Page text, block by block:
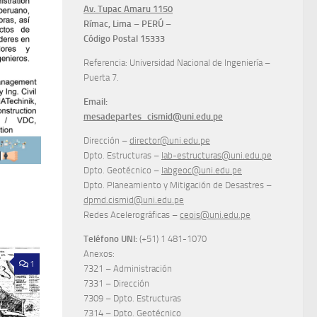
1
Av. Tupac Amaru 1150
Rímac, Lima – PERÚ –
Código Postal 15333
Referencia: Universidad Nacional de Ingeniería –
Puerta 7.
Email:
mesadepartes_cismid@uni.edu.pe
Dirección – director@uni.edu.pe
Dpto. Estructuras – lab-estructuras@uni.edu.pe
Dpto. Geotécnico – labgeoc@uni.edu.pe
Dpto. Planeamiento y Mitigación de Desastres –
dpmd.cismid@uni.edu.pe
Redes Acelerográficas – ceois@uni.edu.pe
Teléfono UNI: (+51) 1 481-1070
Anexos:
7321 – Administración
7331 – Dirección
7309 – Dpto. Estructuras
7314 – Dpto. Geotécnico